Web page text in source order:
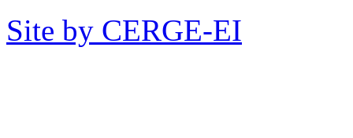
Site by CERGE-EI